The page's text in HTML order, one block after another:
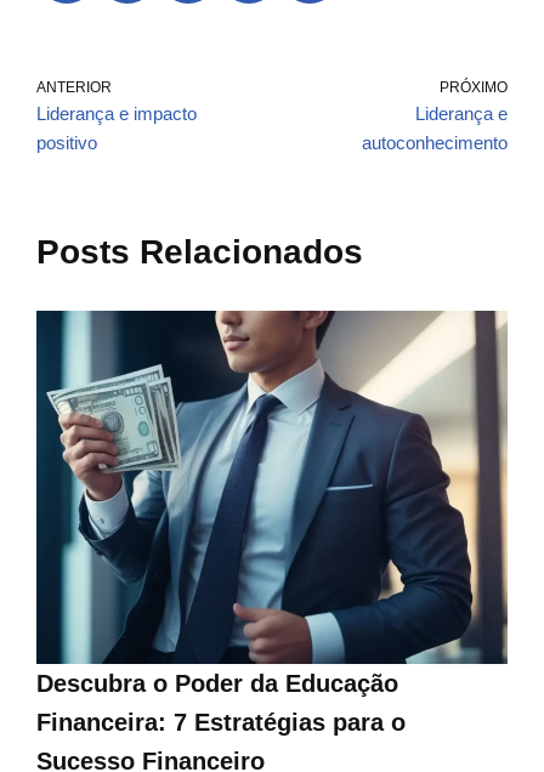
ANTERIOR
Liderança e impacto
positivo
PRÓXIMO
Liderança e
autoconhecimento
Posts Relacionados
Descubra o Poder da Educação
Financeira: 7 Estratégias para o
Sucesso Financeiro